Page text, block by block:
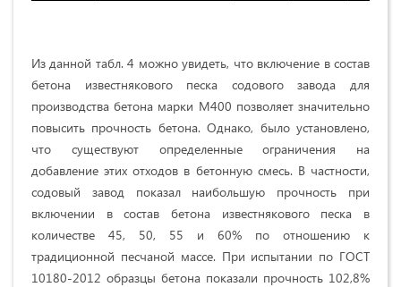
Из данной табл. 4 можно увидеть, что включение в состав
бетона известнякового песка содового завода для
производства бетона марки М400 позволяет значительно
повысить прочность бетона. Однако, было установлено,
что существуют определенные ограничения на
добавление этих отходов в бетонную смесь. В частности,
содовый завод показал наибольшую прочность при
включении в состав бетона известнякового песка в
количестве 45, 50, 55 и 60% по отношению к
традиционной песчаной массе. При испытании по ГОСТ
10180-2012 образцы бетона показали прочность 102,8%